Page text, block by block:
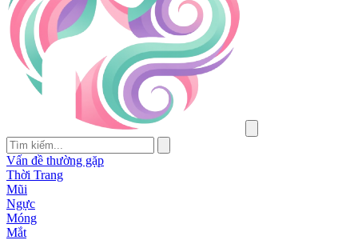
Vấn đề thường gặp
Thời Trang
Mũi
Ngực
Móng
Mắt